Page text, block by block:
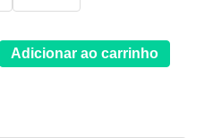
Adicionar ao carrinho